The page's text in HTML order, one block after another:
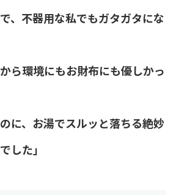
、不器用な私でもガタガタにな
ら環境にもお財布にも優しかっ
に、お湯でスルッと落ちる絶妙
した」